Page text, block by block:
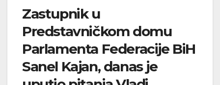
Zastupnik u
Predstavničkom domu
Parlamenta Federacije BiH
Sanel Kajan, danas je